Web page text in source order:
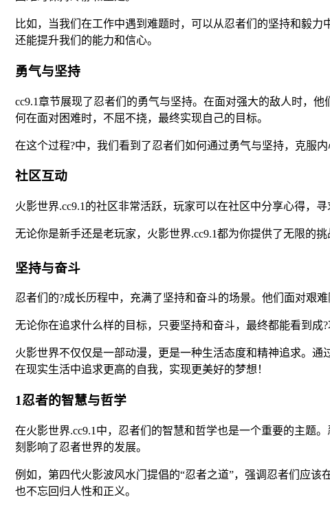
比如，当我们在工作中遇到难题时，可以从忍者们的坚持和毅
还能提升我们的能力和信心。
勇气与坚持
cc9.1章节展现了忍者们的勇气与坚持。在面对强大的敌人时，
何在面对困难时，不屈不挠，最终实现自己的目标。
在这个过程?中，我们看到了忍者们如何通过勇气与坚持，克服
社区互动
火影世界.cc9.1的社区非常活跃，玩家可以在社区中分享心得，
无论你是新手还是老玩家，火影世界.cc9.1都为你提供了无限的
坚持与奋斗
忍者们的?成长历程中，充满了坚持和奋斗的场景。他们面对艰
无论你在追求什么样的目标，只要坚持和奋斗，最终都能看到成
火影世界不仅仅是一部动漫，更是一种生活态度和精神追求。
在现实生活中追求更高的自我，实现更美好的梦想！
1忍者的智慧与哲学
在火影世界.cc9.1中，忍者们的智慧和哲学也是一个重要的主题
刻影响了忍者世界的发展。
例如，第四代火影波风水门提倡的“忍者之道”，强调忍者们应
也不忘回归人性和正义。